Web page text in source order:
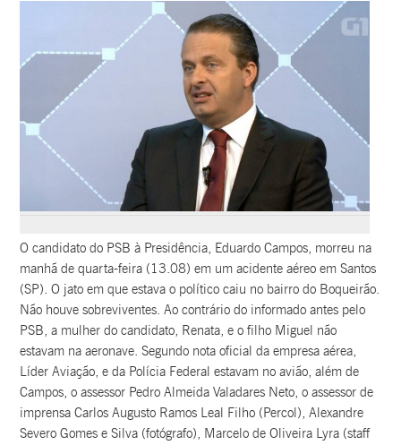
O candidato do PSB à Presidência, Eduardo Campos, morreu na
manhã de quarta-feira (13.08) em um acidente aéreo em Santos
(SP). O jato em que estava o político caiu no bairro do Boqueirão.
Não houve sobreviventes. Ao contrário do informado antes pelo
PSB, a mulher do candidato, Renata, e o filho Miguel não
estavam na aeronave. Segundo nota oficial da empresa aérea,
Líder Aviação, e da Polícia Federal estavam no avião, além de
Campos, o assessor Pedro Almeida Valadares Neto, o assessor de
imprensa Carlos Augusto Ramos Leal Filho (Percol), Alexandre
Severo Gomes e Silva (fotógrafo), Marcelo de Oliveira Lyra (staff